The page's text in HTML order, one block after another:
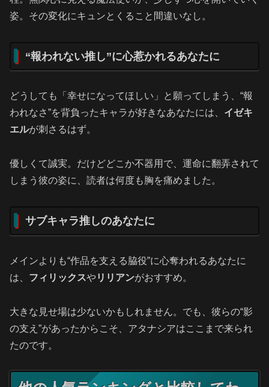
姿。その変化にキュンとくること間違いなし。
“報われない推し”に心惹かれるあなたに
どうしても「幸せになってほしい」と願ってしまう、“報
われなさ”を背負ったキャラが好きなあなたには、 イゼキ
エルが刺さるはず。
優しくて誠実。だけどどこか不器用で、運命に翻弄されて
しまう彼の姿に、読者は何度も胸を痛めました。
サブキャラ推しのあなたに
メインよりも“作品を支える脇役”に心奪われるあなたに
は、 フィリックスやリリアンがおすすめ。
大きな見せ場は少ないかもしれません。でも、彼らの“影
の支え”があったからこそ、アタナシアはここまで来られ
たのです。